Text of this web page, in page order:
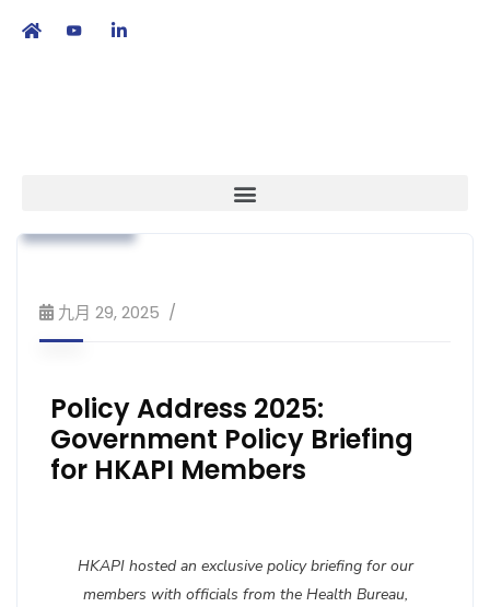
九月 29, 2025
Policy Address 2025:
Government Policy Briefing
for HKAPI Members
HKAPI hosted an exclusive policy briefing for our
members with officials from the Health Bureau,